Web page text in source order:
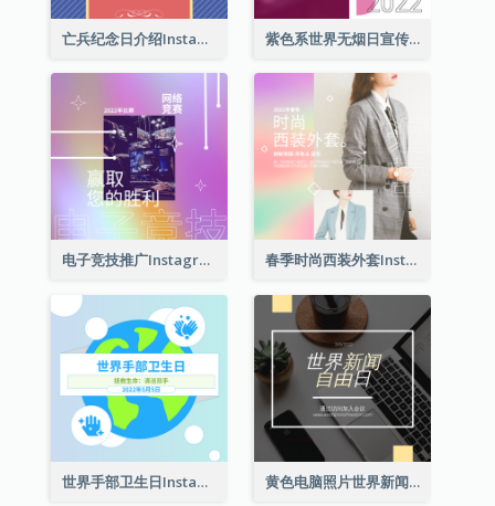
亡兵纪念日介绍Instagram帖子 紫色系世界无烟日宣传用Instagram帖子
电子竞技推广Instagram帖子 春季时尚西装外套Instagram帖子
世界手部卫生日Instagram帖子 黄色电脑照片世界新闻自由日Instagram帖子